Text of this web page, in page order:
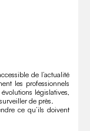
les professionnels
législatives,
de près.
ce qu’ils doivent